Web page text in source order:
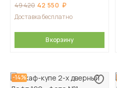
49 420 42 550
Доставка бесплатно
В корзину
-14%